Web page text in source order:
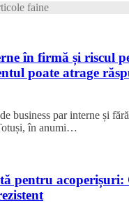
faine
în firmă și riscul
poate atrage
business par interne și
în anumi…
pentru acoperișuri: